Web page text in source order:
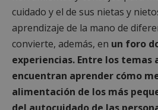
cuidado y el de sus nietas y
aprendizaje de la mano de
convierte, además, en un foro
experiencias. Entre los temas
encuentran aprender cómo
alimentación de los más